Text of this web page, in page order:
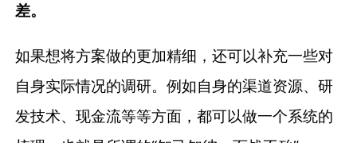
差。
如果想将方案做的更加精细，还可以补充一些对
自身实际情况的调研。例如自身的渠道资源、研
发技术、现金流等等方面，都可以做一个系统的